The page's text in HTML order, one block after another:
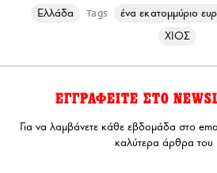
Ελλάδα Tags ένα εκατομμύριο
ΧΙΟΣ
ΕΓΓΡΑΦΕΙΤΕ ΣΤΟ
Για να λαμβάνετε κάθε εβδομάδα στο
καλύτερα άρθρα του